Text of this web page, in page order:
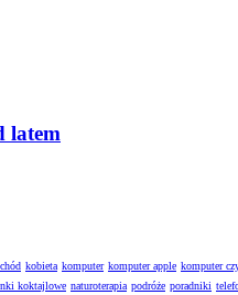
latem
kobieta komputer komputer apple komputer
koktajlowe naturoterapia podróże poradniki